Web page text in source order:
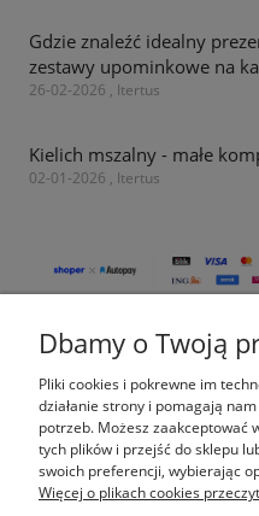
Gdzie znaleźć idealny
zestawy upominkowe na
26-02-2026 , Itertus
Kielich mszalny - małe
02-01-2026 , Itertus
Dbamy o Twoją
Pliki cookies i pokrewne im
działanie strony i pomagają
potrzeb. Możesz zaakceptować
tych plików i przejść do sklepu
swoich preferencji, wybierając
Więcej o plikach cookies